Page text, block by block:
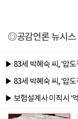
◎공감언론 뉴시스